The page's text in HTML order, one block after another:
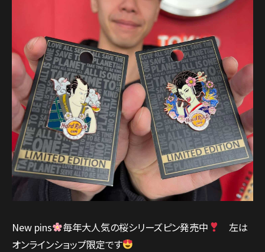
New pins 毎年大人気の桜シリーズピン発売中
左は
オンラインショップ限定です